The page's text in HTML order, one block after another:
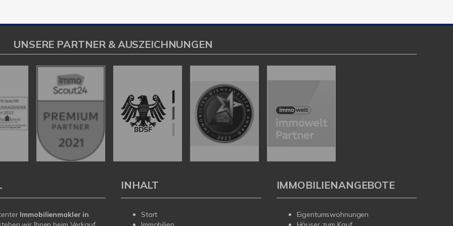
UNSERE PARTNER & AUSZEICHNUNGEN
Immobilienmakler in
INHALT
Start
IMMOBILIENANGEBOTE
Eigentumswohnungen